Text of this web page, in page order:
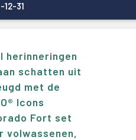
31
herinneringen
schatten uit
met de
Icons
Fort set
volwassenen,